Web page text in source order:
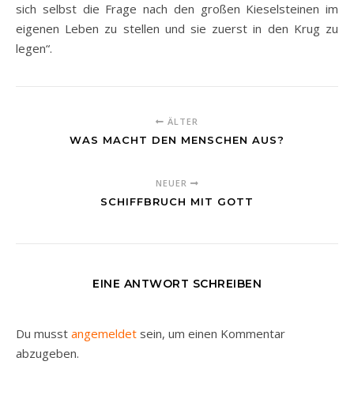
sich selbst die Frage nach den großen Kieselsteinen im
eigenen Leben zu stellen und sie zuerst in den Krug zu
legen“.
ÄLTER
WAS MACHT DEN MENSCHEN AUS?
NEUER
SCHIFFBRUCH MIT GOTT
EINE ANTWORT SCHREIBEN
Du musst angemeldet sein, um einen Kommentar
abzugeben.